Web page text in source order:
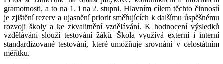
gramotnosti, a to na 1. i na 2. stupni. Hlavním cílem těchto činností
je zjištění rezerv a ujasnění priorit směřujících k dalšímu úspěšnému
rozvoji školy a ke zkvalitnění vzdělávání. K hodnocení výsledků
vzdělávání slouží testování žáků. Škola využívá externí i interní
standardizované testování, které umožňuje srovnání v celostátním
měřítku.